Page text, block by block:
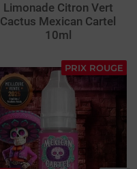
Limonade Citron Vert
Cactus Mexican Cartel
10ml
PRIX ROUGE